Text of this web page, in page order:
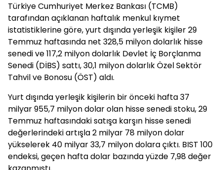
Türkiye Cumhuriyet Merkez Bankası (TCMB)
tarafından açıklanan haftalık menkul kıymet
istatistiklerine göre, yurt dışında yerleşik kişiler 29
Temmuz haftasında net 328,5 milyon dolarlık hisse
senedi ve 117,2 milyon dolarlık Devlet İç Borçlanma
Senedi (DİBS) sattı, 30,1 milyon dolarlık Özel Sektör
Tahvil ve Bonosu (ÖST) aldı.
Yurt dışında yerleşik kişilerin bir önceki hafta 37
milyar 955,7 milyon dolar olan hisse senedi stoku, 29
Temmuz haftasındaki satışa karşın hisse senedi
değerlerindeki artışla 2 milyar 78 milyon dolar
yükselerek 40 milyar 33,7 milyon dolara çıktı. BIST 100
endeksi, geçen hafta dolar bazında yüzde 7,98 değer